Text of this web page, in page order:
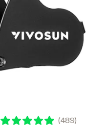
(489)